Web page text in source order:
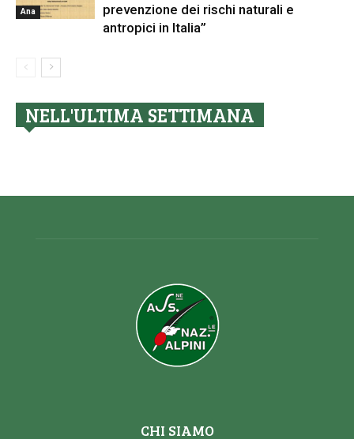
Ana
prevenzione dei rischi naturali e
antropici in Italia”
NELL'ULTIMA SETTIMANA
CHI SIAMO